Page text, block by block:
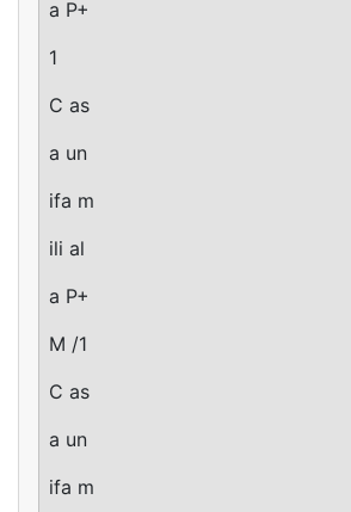
a P+
1
C as
a un
ifa m
ili al
a P+
M /1
C as
a un
ifa m